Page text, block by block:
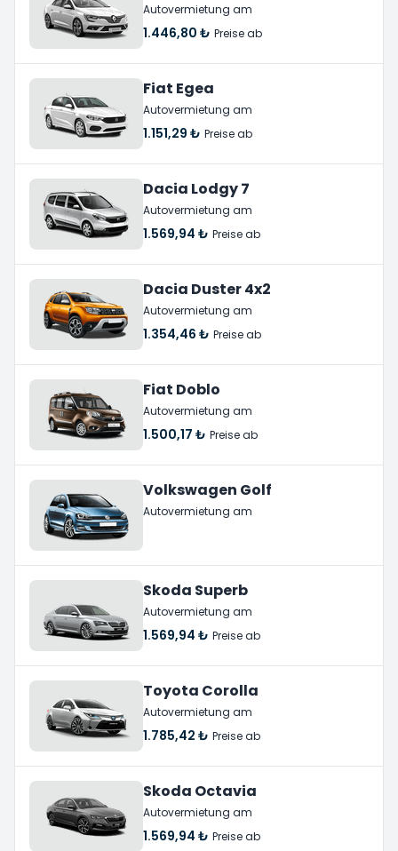
Autovermietung am
1.446,80 ₺ Preise ab
Fiat Egea
Autovermietung am
1.151,29 ₺ Preise ab
Dacia Lodgy 7
Autovermietung am
1.569,94 ₺ Preise ab
Dacia Duster 4x2
Autovermietung am
1.354,46 ₺ Preise ab
Fiat Doblo
Autovermietung am
1.500,17 ₺ Preise ab
Volkswagen Golf
Autovermietung am
Skoda Superb
Autovermietung am
1.569,94 ₺ Preise ab
Toyota Corolla
Autovermietung am
1.785,42 ₺ Preise ab
Skoda Octavia
Autovermietung am
1.569,94 ₺ Preise ab